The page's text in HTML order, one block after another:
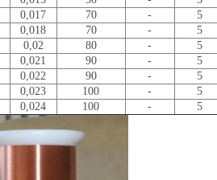
0,017 70 -
5
0,018 70 -
5
0,02 80 -
5
0,021 90 -
5
0,022 90 -
5
0,023 100 -
5
0,024 100 - 5